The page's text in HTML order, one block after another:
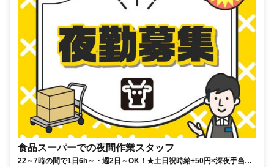
食品スーパーでの夜間作業スタッフ
22～7時の間で1日6h～・週2日～OK！★土日祝時給+50円×深夜手当で